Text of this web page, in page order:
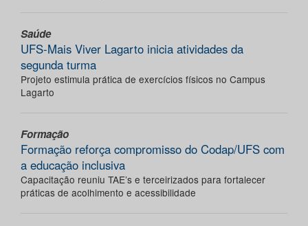
Saúde
UFS-Mais Viver Lagarto inicia atividades da
segunda turma
Projeto estimula prática de exercícios físicos no Campus
Lagarto
Formação
Formação reforça compromisso do Codap/UFS com
a educação inclusiva
Capacitação reuniu TAE’s e terceirizados para fortalecer
práticas de acolhimento e acessibilidade